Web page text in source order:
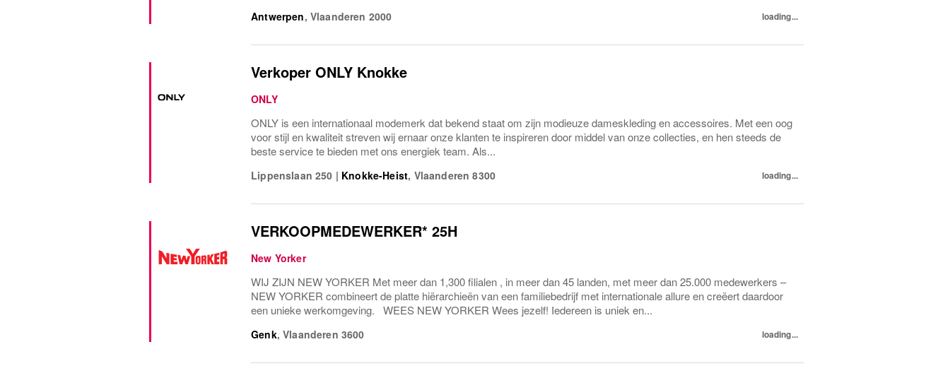
Antwerpen, Vlaanderen 2000 loading...
Verkoper ONLY Knokke
ONLY
ONLY is een internationaal modemerk dat bekend staat om zijn modieuze dameskleding en accessoires. Met een oog
voor stijl en kwaliteit streven wij ernaar onze klanten te inspireren door middel van onze collecties, en hen steeds de
beste service te bieden met ons energiek team. Als...
Lippenslaan 250 | Knokke-Heist, Vlaanderen 8300 loading...
VERKOOPMEDEWERKER* 25H
New Yorker
WIJ ZIJN NEW YORKER Met meer dan 1,300 filialen , in meer dan 45 landen, met meer dan 25.000 medewerkers –
NEW YORKER combineert de platte hiërarchieën van een familiebedrijf met internationale allure en creëert daardoor
een unieke werkomgeving. WEES NEW YORKER Wees jezelf! Iedereen is uniek en...
Genk,Vlaanderen 3600 loading...